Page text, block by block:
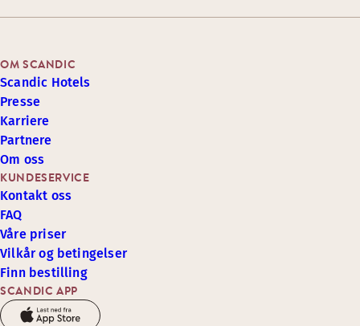
SCANDIC APP
KUNDESERVICE
Kontakt oss
FAQ
Våre priser
Vilkår og betingelser
Finn bestilling
OM SCANDIC
Scandic Hotels
Presse
Karriere
Partnere
Om oss